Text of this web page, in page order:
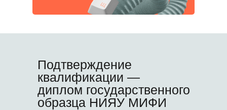
Подтверждение
квалификации —
диплом государственного
образца НИЯУ МИФИ